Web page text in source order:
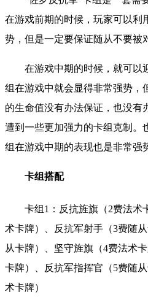
在游戏前期的时候，玩家可以利
势，但是一定要保证随从不要被
在游戏中期的时候，就可以
组在游戏中就会显得非常强势，
的生命值没有办法保证，也没有
遭到一些更加强力的卡组克制。
组在游戏中期的表现也是非常强
卡组搭配
卡组1：反抗旌旗（2费法术
术卡牌）、反抗军射手（3费随
从卡牌）、坚守旌旗（4费法术
卡牌）、反抗军指挥官（5费随
术卡牌）